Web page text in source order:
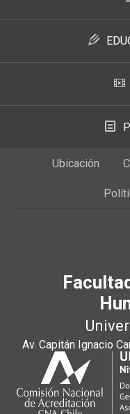
Ubicación
Av. Capitán Ignacio